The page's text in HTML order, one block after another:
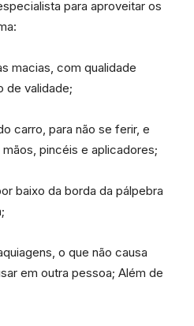
para aproveitar os
macias, com qualidade
de validade;
carro, para não se ferir, e
pincéis e aplicadores;
baixo da borda da pálpebra
o que não causa
em outra pessoa; Além de